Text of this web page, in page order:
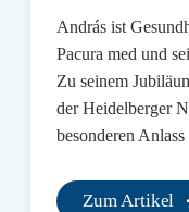
András ist
Pacura med und
Zu seinem
der Heidelberger
besonderen
Zum Artikel